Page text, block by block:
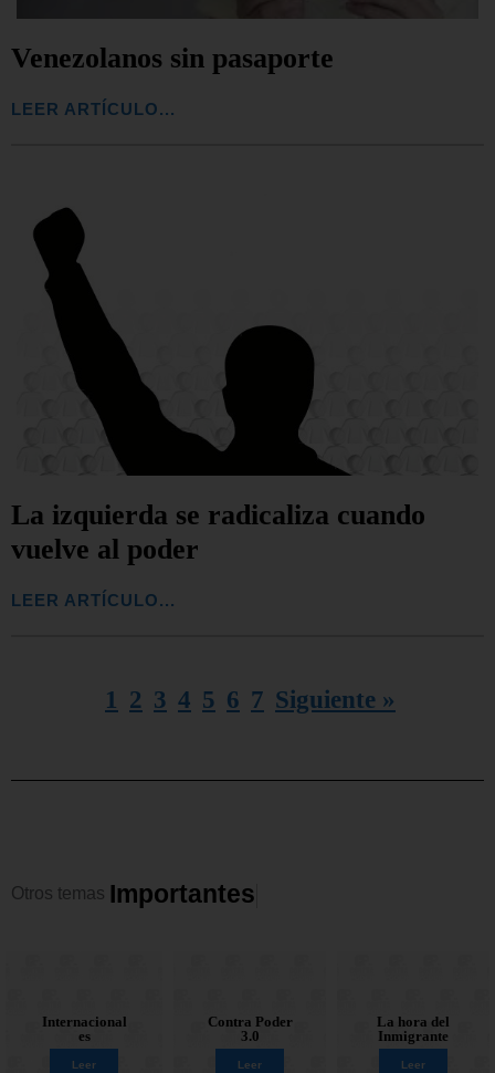
Venezolanos sin pasaporte
LEER ARTÍCULO...
La izquierda se radicaliza cuando
vuelve al poder
LEER ARTÍCULO...
1 2 3 4 5 6 7 Siguiente »
Otros temas Importantes
Nacionales
Internacional
es
Leer
Contra Poder
3.0
Leer
Opinión
Contra Poder
3.0
Leer
Corruptos en
la mira
La hora del
Inmigrante
Leer
Corruptos en
la mira
Leer